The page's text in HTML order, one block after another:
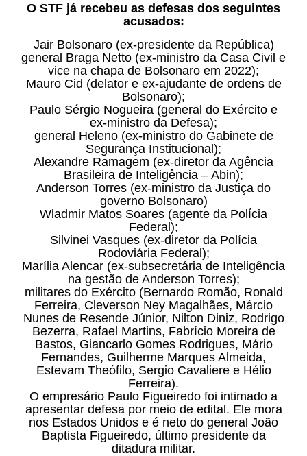
O STF já recebeu as defesas dos seguintes
acusados:
Jair Bolsonaro (ex-presidente da República)
general Braga Netto (ex-ministro da Casa Civil e
vice na chapa de Bolsonaro em 2022);
Mauro Cid (delator e ex-ajudante de ordens de
Bolsonaro);
Paulo Sérgio Nogueira (general do Exército e
ex-ministro da Defesa);
general Heleno (ex-ministro do Gabinete de
Segurança Institucional);
Alexandre Ramagem (ex-diretor da Agência
Brasileira de Inteligência – Abin);
Anderson Torres (ex-ministro da Justiça do
governo Bolsonaro)
Wladmir Matos Soares (agente da Polícia
Federal);
Silvinei Vasques (ex-diretor da Polícia
Rodoviária Federal);
Marília Alencar (ex-subsecretária de Inteligência
na gestão de Anderson Torres);
militares do Exército (Bernardo Romão, Ronald
Ferreira, Cleverson Ney Magalhães, Márcio
Nunes de Resende Júnior, Nilton Diniz, Rodrigo
Bezerra, Rafael Martins, Fabrício Moreira de
Bastos, Giancarlo Gomes Rodrigues, Mário
Fernandes, Guilherme Marques Almeida,
Estevam Theófilo, Sergio Cavaliere e Hélio
Ferreira).
O empresário Paulo Figueiredo foi intimado a
apresentar defesa por meio de edital. Ele mora
nos Estados Unidos e é neto do general João
Baptista Figueiredo, último presidente da
ditadura militar.